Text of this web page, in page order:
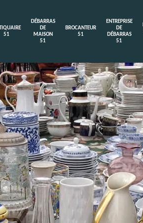
51
DÉBARRAS
DE
MAISON
51
BROCANTEUR
51
ENTREPRISE
DE
DÉBARRAS
51